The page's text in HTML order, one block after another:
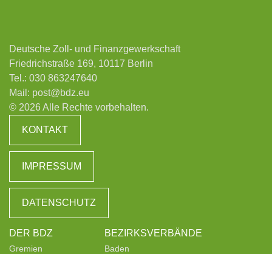
Deutsche Zoll- und Finanzgewerkschaft
Friedrichstraße 169, 10117 Berlin
Tel.: 030 863247640
Mail: post@bdz.eu
© 2026 Alle Rechte vorbehalten.
KONTAKT
IMPRESSUM
DATENSCHUTZ
DER BDZ
Gremien
BEZIRKSVERBÄNDE
Baden